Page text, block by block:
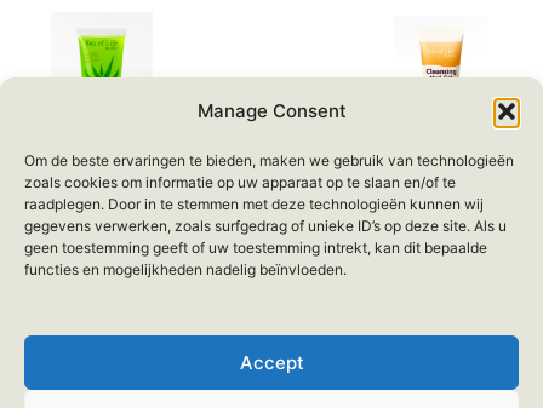
Manage Consent
Om de beste ervaringen te bieden, maken we gebruik van technologieën
zoals cookies om informatie op uw apparaat op te slaan en/of te
raadplegen. Door in te stemmen met deze technologieën kunnen wij
gegevens verwerken, zoals surfgedrag of unieke ID’s op deze site. Als u
geen toestemming geeft of uw toestemming intrekt, kan dit bepaalde
functies en mogelijkheden nadelig beïnvloeden.
Accept
Sea of Life
DSD+ Aloe Vera
Gel 100ml
14.95
SNELLE WEERGAVE
Sea of Life
DSD+ Cleansing
Mud Gel Deep